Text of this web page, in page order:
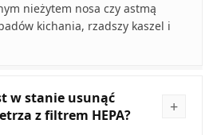
nieżytem nosa czy astmą
kichania, rzadszy kaszel i
w stanie usunąć
z filtrem HEPA?